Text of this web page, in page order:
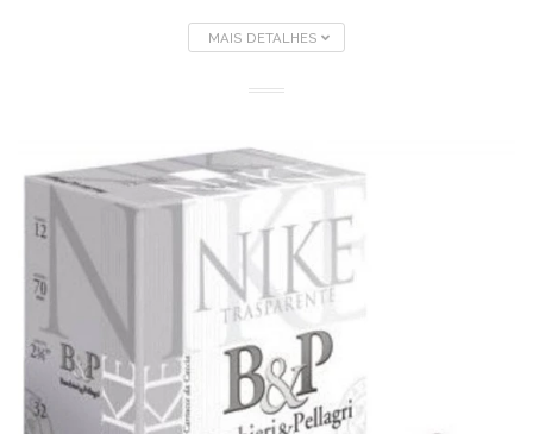
MAIS DETALHES